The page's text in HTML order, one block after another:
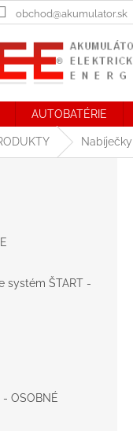
obchod@akumulator.sk
AUTOBATÉRIE
Nabíječky
systém ŠTART -
- OSOBNÉ